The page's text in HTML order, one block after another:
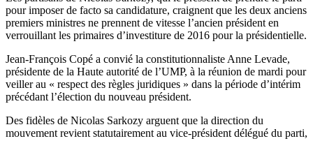
pour imposer de facto sa candidature, craignent que les deux anciens
premiers ministres ne prennent de vitesse l’ancien président en
verrouillant les primaires d’investiture de 2016 pour la présidentielle.
Jean-François Copé a convié la constitutionnaliste Anne Levade,
présidente de la Haute autorité de l’UMP, à la réunion de mardi pour
veiller au « respect des règles juridiques » dans la période d’intérim
précédant l’élection du nouveau président.
Des fidèles de Nicolas Sarkozy arguent que la direction du
mouvement revient statutairement au vice-président délégué du parti,